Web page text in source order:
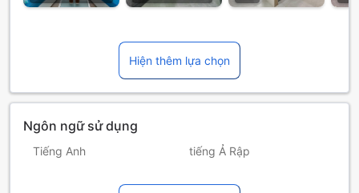
Hiện thêm lựa chọn
Ngôn ngữ sử dụng
Tiếng Anh tiếng Ả Rập